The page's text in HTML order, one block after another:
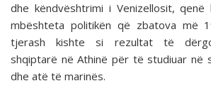
dhe këndvështrimi i Venizellosit,
mbështeta politikën që zbatova më
tjerash kishte si rezultat të
shqiptarë në Athinë për të studiuar në
dhe atë të marinës.